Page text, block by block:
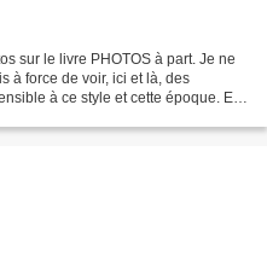
sur le livre PHOTOS à part. Je ne
à force de voir, ici et là, des
à ce style et cette époque. Et